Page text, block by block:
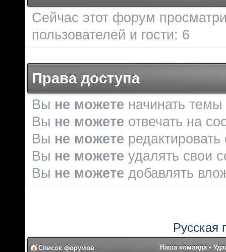
Сейчас этот форум
пользователей и гости: 6
Права доступа
Вы не можете начинать темы
Вы не можете отвечать на
Вы не можете
Вы не можете удалять свои
Вы не можете добавлять
Русская
Список форумов Наша команда •